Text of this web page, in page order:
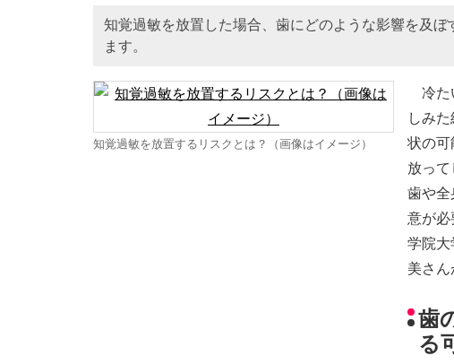
知覚過敏を放置した場合、歯にどのような影響を及
ます。
知覚過敏を放置するリスクとは？（画像はイメージ）
冷た
しみ
状の
放って
歯や全
意が必
学院大
美さん
歯
る